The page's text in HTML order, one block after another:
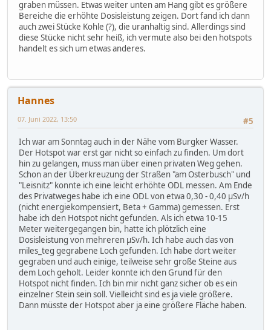
graben müssen. Etwas weiter unten am Hang gibt es größere
Bereiche die erhöhte Dosisleistung zeigen. Dort fand ich dann
auch zwei Stücke Kohle (?), die uranhaltig sind. Allerdings sind
diese Stücke nicht sehr heiß, ich vermute also bei den hotspots
handelt es sich um etwas anderes.
Hannes
#5
07. Juni 2022, 13:50
Ich war am Sonntag auch in der Nähe vom Burgker Wasser.
Der Hotspot war erst gar nicht so einfach zu finden. Um dort
hin zu gelangen, muss man über einen privaten Weg gehen.
Schon an der Überkreuzung der Straßen "am Osterbusch" und
"Leisnitz" konnte ich eine leicht erhöhte ODL messen. Am Ende
des Privatweges habe ich eine ODL von etwa 0,30 - 0,40 μSv/h
(nicht energiekompensiert, Beta + Gamma) gemessen. Erst
habe ich den Hotspot nicht gefunden. Als ich etwa 10-15
Meter weitergegangen bin, hatte ich plötzlich eine
Dosisleistung von mehreren μSv/h. Ich habe auch das von
miles_teg gegrabene Loch gefunden. Ich habe dort weiter
gegraben und auch einige, teilweise sehr große Steine aus
dem Loch geholt. Leider konnte ich den Grund für den
Hotspot nicht finden. Ich bin mir nicht ganz sicher ob es ein
einzelner Stein sein soll. Vielleicht sind es ja viele größere.
Dann müsste der Hotspot aber ja eine größere Fläche haben.